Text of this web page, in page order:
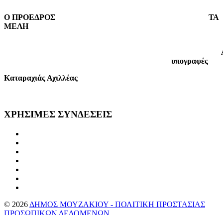
Ο ΠΡΟΕΔΡΟΣ
ΤΑ
ΜΕΛΗ
υπογραφές
Καταραχιάς Αχιλλέας
ΧΡΗΣΙΜΕΣ ΣΥΝΔΕΣΕΙΣ
© 2026 ΔΗΜΟΣ ΜΟΥΖΑΚΙΟΥ - ΠΟΛΙΤΙΚΗ ΠΡΟΣΤΑΣΙΑΣ
ΠΡΟΣΩΠΙΚΩΝ ΔΕΔΟΜΕΝΩΝ